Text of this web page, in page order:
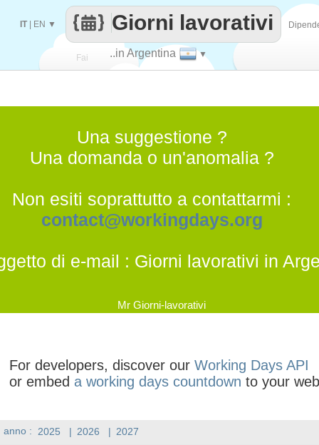
Fai
contare
..in Argentina ▼
Giorni lavorativi
IT| EN ▼
anno : 2025 | 2026 | 2027
Una suggestione ?
Una domanda o un'anomalia ?
Non esiti soprattutto a contattarmi :
contact@workingdays.org
di e-mail : Giorni lavorativi in
Mr Giorni-lavorativi
For developers, discover our Working Days API
or embed a working days countdown to your